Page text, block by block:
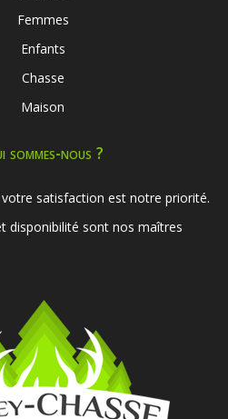
Femmes
Enfants
Chasse
Maison
sommes-nous ?
votre satisfaction est notre priorité.
disponibilité sont nos maîtres